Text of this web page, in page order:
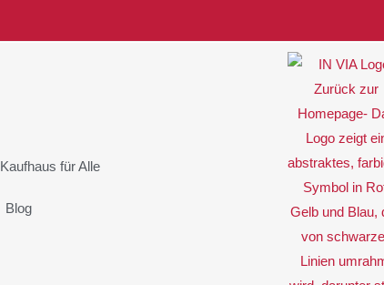
Kaufhaus für Alle
Blog